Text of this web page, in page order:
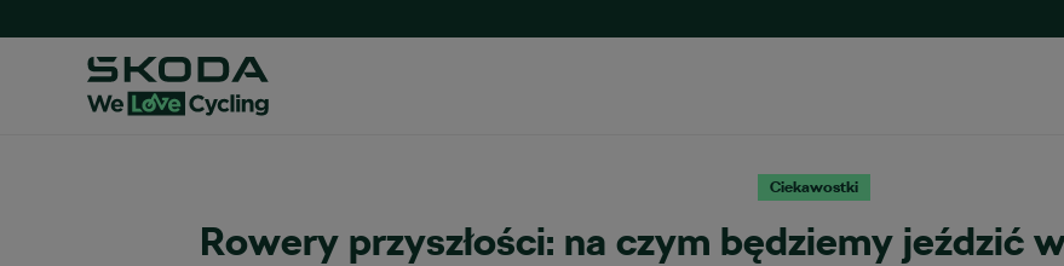
Ciekawostki
Rowery przyszłości: na czym będziemy jeździć